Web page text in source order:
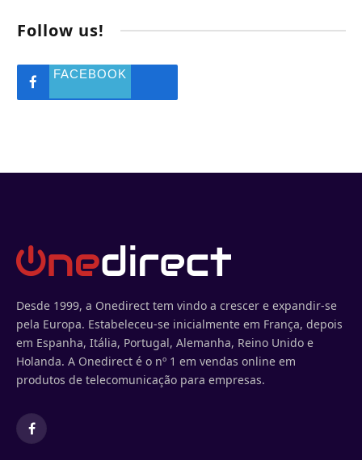
Follow us!
FACEBOOK
Desde 1999, a Onedirect tem vindo a crescer e expandir-se
pela Europa. Estabeleceu-se inicialmente em França, depois
em Espanha, Itália, Portugal, Alemanha, Reino Unido e
Holanda. A Onedirect é o nº 1 em vendas online em
produtos de telecomunicação para empresas.
Facebook